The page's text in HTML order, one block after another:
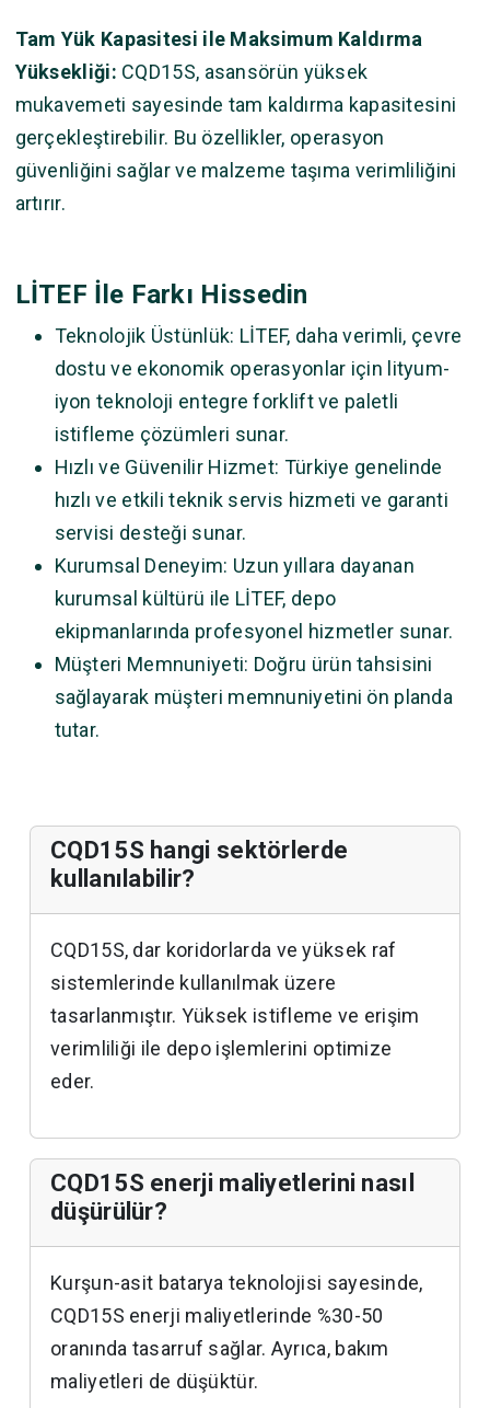
Tam Yük Kapasitesi ile Maksimum Kaldırma
Yüksekliği: CQD15S, asansörün yüksek
mukavemeti sayesinde tam kaldırma kapasitesini
gerçekleştirebilir. Bu özellikler, operasyon
güvenliğini sağlar ve malzeme taşıma verimliliğini
artırır.
LİTEF İle Farkı Hissedin
Teknolojik Üstünlük: LİTEF, daha verimli, çevre
dostu ve ekonomik operasyonlar için lityum-
iyon teknoloji entegre forklift ve paletli
istifleme çözümleri sunar.
Hızlı ve Güvenilir Hizmet: Türkiye genelinde
hızlı ve etkili teknik servis hizmeti ve garanti
servisi desteği sunar.
Kurumsal Deneyim: Uzun yıllara dayanan
kurumsal kültürü ile LİTEF, depo
ekipmanlarında profesyonel hizmetler sunar.
Müşteri Memnuniyeti: Doğru ürün tahsisini
sağlayarak müşteri memnuniyetini ön planda
tutar.
CQD15S hangi sektörlerde
kullanılabilir?
CQD15S, dar koridorlarda ve yüksek raf
sistemlerinde kullanılmak üzere
tasarlanmıştır. Yüksek istifleme ve erişim
verimliliği ile depo işlemlerini optimize
eder.
CQD15S enerji maliyetlerini nasıl
düşürülür?
Kurşun-asit batarya teknolojisi sayesinde,
CQD15S enerji maliyetlerinde %30-50
oranında tasarruf sağlar. Ayrıca, bakım
maliyetleri de düşüktür.